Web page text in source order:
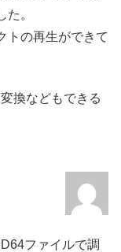
。
トの再生ができて
換などもできる
ファイルで調